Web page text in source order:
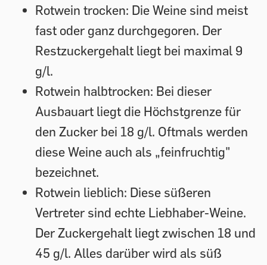
Rotwein trocken: Die Weine sind meist
fast oder ganz durchgegoren. Der
Restzuckergehalt liegt bei maximal 9
g/l.
Rotwein halbtrocken: Bei dieser
Ausbauart liegt die Höchstgrenze für
den Zucker bei 18 g/l. Oftmals werden
diese Weine auch als „feinfruchtig"
bezeichnet.
Rotwein lieblich: Diese süßeren
Vertreter sind echte Liebhaber-Weine.
Der Zuckergehalt liegt zwischen 18 und
45 g/l. Alles darüber wird als süß